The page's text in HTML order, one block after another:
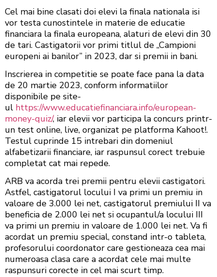
Cel mai bine clasati doi elevi la finala nationala isi
vor testa cunostintele in materie de educatie
financiara la finala europeana, alaturi de elevi din 30
de tari. Castigatorii vor primi titlul de „Campioni
europeni ai banilor” in 2023, dar si premii in bani.
Inscrierea in competitie se poate face pana la data
de 20 martie 2023, conform informatiilor
disponibile pe site-
ul https://www.educatiefinanciara.info/european-
money-quiz/, iar elevii vor participa la concurs printr-
un test online, live, organizat pe platforma Kahoot!.
Testul cuprinde 15 intrebari din domeniul
alfabetizarii financiare, iar raspunsul corect trebuie
completat cat mai repede.
ARB va acorda trei premii pentru elevii castigatori.
Astfel, castigatorul locului I va primi un premiu in
valoare de 3.000 lei net, castigatorul premiului II va
beneficia de 2.000 lei net si ocupantul/a locului III
va primi un premiu in valoare de 1.000 lei net. Va fi
acordat un premiu special, constand intr-o tableta,
profesorului coordonator care gestioneaza cea mai
numeroasa clasa care a acordat cele mai multe
raspunsuri corecte in cel mai scurt timp.